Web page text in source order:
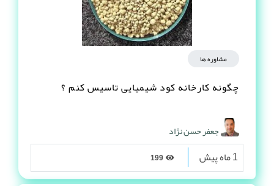
مشاوره ها
چگونه کارخانه کود شیمیایی تاسیس کنم ؟
جعفر حسن نژاد
1 ماه پیش